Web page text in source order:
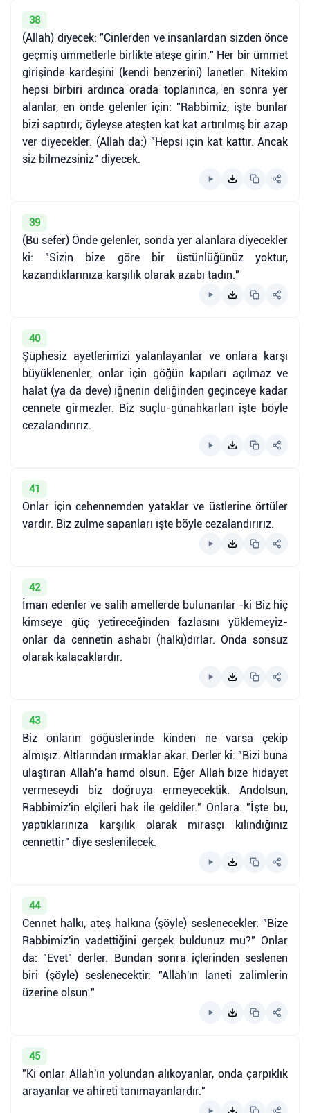
38
(Allah) diyecek: "Cinlerden ve insanlardan sizden önce
geçmiş ümmetlerle birlikte ateşe girin." Her bir ümmet
girişinde kardeşini (kendi benzerini) lanetler. Nitekim
hepsi birbiri ardınca orada toplanınca, en sonra yer
alanlar, en önde gelenler için: "Rabbimiz, işte bunlar
bizi saptırdı; öyleyse ateşten kat kat artırılmış bir azap
ver diyecekler. (Allah da:) "Hepsi için kat kattır. Ancak
siz bilmezsiniz" diyecek.
39
(Bu sefer) Önde gelenler, sonda yer alanlara diyecekler
ki: "Sizin bize göre bir üstünlüğünüz yoktur,
kazandıklarınıza karşılık olarak azabı tadın."
40
Şüphesiz ayetlerimizi yalanlayanlar ve onlara karşı
büyüklenenler, onlar için göğün kapıları açılmaz ve
halat (ya da deve) iğnenin deliğinden geçinceye kadar
cennete girmezler. Biz suçlu-günahkarları işte böyle
cezalandırırız.
41
Onlar için cehennemden yataklar ve üstlerine örtüler
vardır. Biz zulme sapanları işte böyle cezalandırırız.
42
İman edenler ve salih amellerde bulunanlar -ki Biz hiç
kimseye güç yetireceğinden fazlasını yüklemeyiz-
onlar da cennetin ashabı (halkı)dırlar. Onda sonsuz
olarak kalacaklardır.
43
Biz onların göğüslerinde kinden ne varsa çekip
almışız. Altlarından ırmaklar akar. Derler ki: "Bizi buna
ulaştıran Allah'a hamd olsun. Eğer Allah bize hidayet
vermeseydi biz doğruya ermeyecektik. Andolsun,
Rabbimiz'in elçileri hak ile geldiler." Onlara: "İşte bu,
yaptıklarınıza karşılık olarak mirasçı kılındığınız
cennettir" diye seslenilecek.
44
Cennet halkı, ateş halkına (şöyle) seslenecekler: "Bize
Rabbimiz'in vadettiğini gerçek buldunuz mu?" Onlar
da: "Evet" derler. Bundan sonra içlerinden seslenen
biri (şöyle) seslenecektir: "Allah'ın laneti zalimlerin
üzerine olsun."
45
"Ki onlar Allah'ın yolundan alıkoyanlar, onda çarpıklık
arayanlar ve ahireti tanımayanlardır."